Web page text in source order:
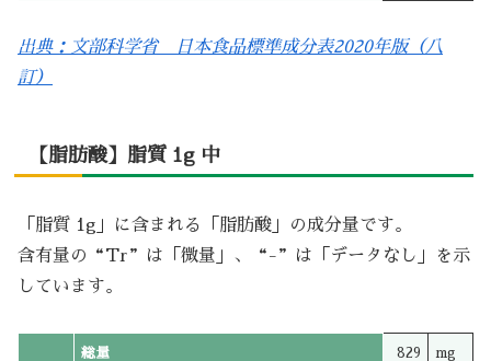
出典：文部科学省 日本食品標準成分表2020年版（八
訂）
【脂肪酸】脂質 1g 中
「脂質 1g」に含まれる「脂肪酸」の成分量です。
含有量の“Tr”は「微量」、“-”は「データなし」を示
しています。
総量 829 mg